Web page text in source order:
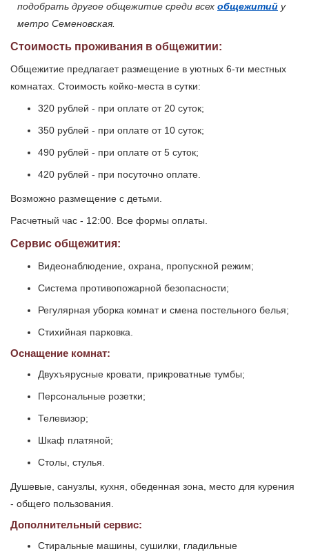
подобрать другое общежитие среди всех общежитий у
метро Семеновская.
Стоимость проживания в общежитии:
Общежитие предлагает размещение в уютных 6-ти местных
комнатах. Стоимость койко-места в сутки:
320 рублей - при оплате от 20 суток;
350 рублей - при оплате от 10 суток;
490 рублей - при оплате от 5 суток;
420 рублей - при посуточно оплате.
Возможно размещение с детьми.
Расчетный час - 12:00. Все формы оплаты.
Сервис общежития:
Видеонаблюдение, охрана, пропускной режим;
Система противопожарной безопасности;
Регулярная уборка комнат и смена постельного белья;
Стихийная парковка.
Оснащение комнат:
Двухъярусные кровати, прикроватные тумбы;
Персональные розетки;
Телевизор;
Шкаф платяной;
Столы, стулья.
Душевые, санузлы, кухня, обеденная зона, место для курения
- общего пользования.
Дополнительный сервис:
Стиральные машины, сушилки, гладильные